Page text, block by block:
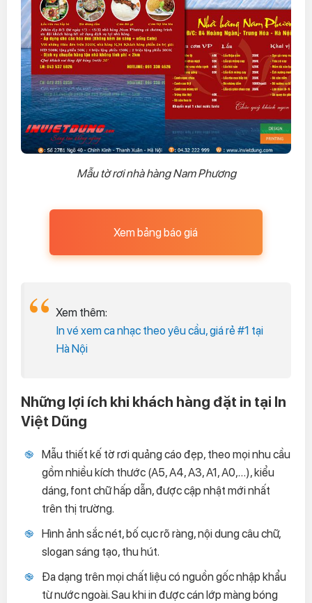
Mẫu tờ rơi nhà hàng Nam Phương
Xem bảng báo giá
Xem thêm:
In vé xem ca nhạc theo yêu cầu, giá rẻ #1 tại
Hà Nội
Những lợi ích khi khách hàng đặt in tại In
Việt Dũng
Mẫu thiết kế tờ rơi quảng cáo đẹp, theo mọi nhu cầu
gồm nhiều kích thước (A5, A4, A3, A1, A0,…), kiểu
dáng, font chữ hấp dẫn, được cập nhật mới nhất
trên thị trường.
Hình ảnh sắc nét, bố cục rõ ràng, nội dung câu chữ,
slogan sáng tạo, thu hút.
Đa dạng trên mọi chất liệu có nguồn gốc nhập khẩu
từ nước ngoài. Sau khi in được cán lớp màng bóng